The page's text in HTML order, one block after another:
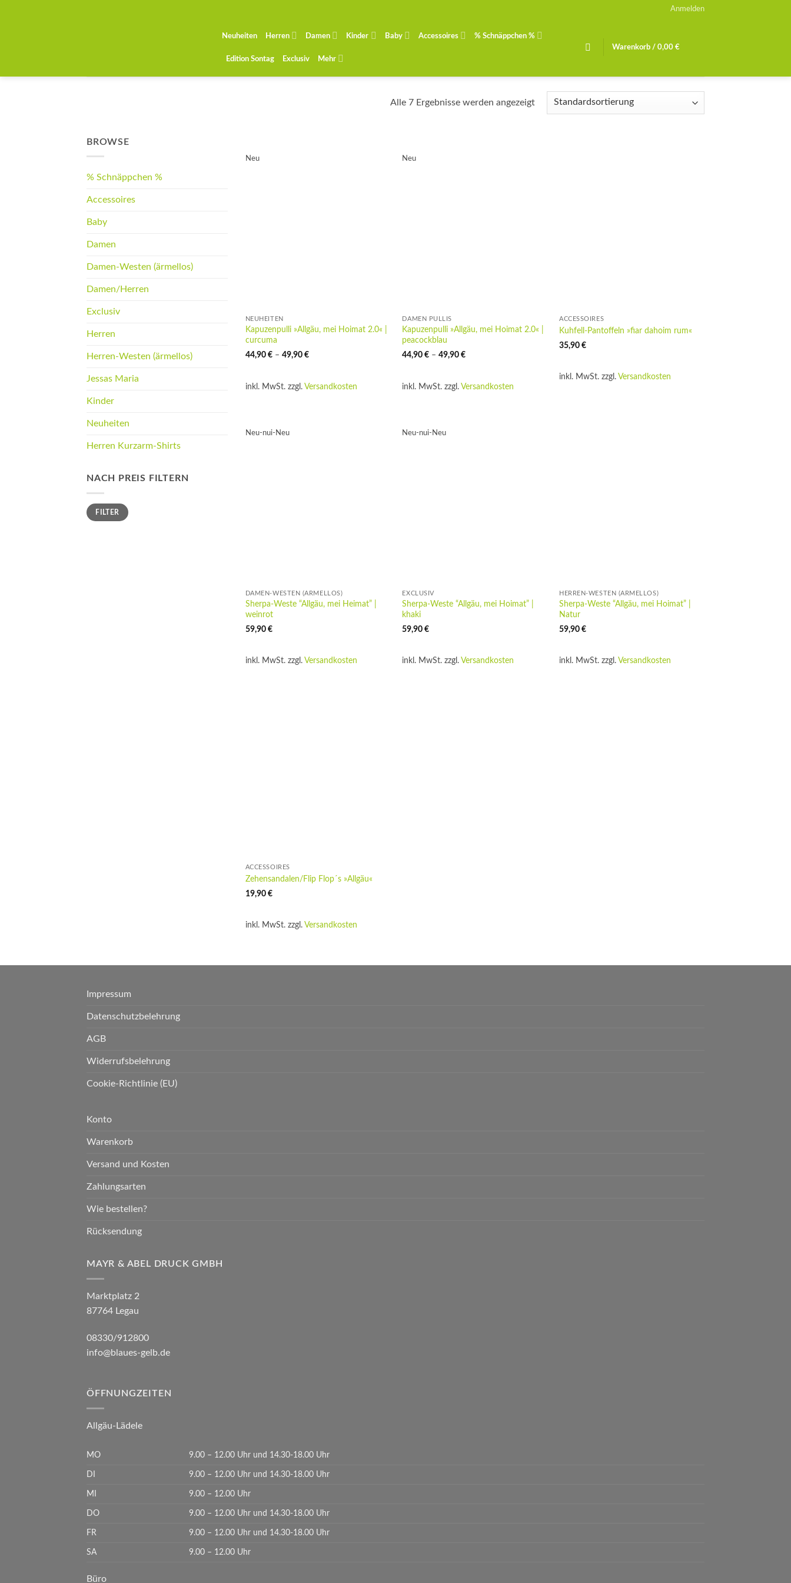
Anmelden
Neuheiten Herren Damen Kinder Baby Accessoires % Schnäppchen %
Edition Sontag Exclusiv Mehr
Warenkorb / 0,00 €
Alle 7 Ergebnisse werden angezeigt
BROWSE
% Schnäppchen %
Accessoires
Baby
Damen
Damen-Westen (ärmellos)
Damen/Herren
Exclusiv
Herren
Herren-Westen (ärmellos)
Jessas Maria
Kinder
Neuheiten
Herren Kurzarm-Shirts
NACH PREIS FILTERN
Min.
Preis
Max.
PreisFILTER
Neu
NEUHEITEN
Kapuzenpulli »Allgäu, mei Hoimat 2.0« |
curcuma
44,90 €– 49,90 €
inkl. MwSt. zzgl. Versandkosten
Neu
DAMEN PULLIS
Kapuzenpulli »Allgäu, mei Hoimat 2.0« |
peacockblau
44,90€ –49,90€
inkl. MwSt. zzgl.Versandkosten
ACCESSOIRES
Kuhfell-Pantoffeln »fiar dahoim rum«
35,90€
inkl. MwSt. zzgl.Versandkosten
Neu-nui-Neu
DAMEN-WESTEN (ÄRMELLOS)
Sherpa-Weste “Allgäu, mei Heimat” |
weinrot
59,90 €
inkl. MwSt. zzgl. Versandkosten
Neu-nui-Neu
EXCLUSIV
Sherpa-Weste “Allgäu, mei Hoimat” |
khaki
59,90€
inkl. MwSt. zzgl.Versandkosten
HERREN-WESTEN (ÄRMELLOS)
Sherpa-Weste “Allgäu, mei Hoimat” |
Natur
59,90€
inkl. MwSt. zzgl.Versandkosten
ACCESSOIRES
Zehensandalen/Flip Flop´s »Allgäu«
19,90 €
inkl. MwSt. zzgl. Versandkosten
Impressum
Datenschutzbelehrung
AGB
Widerrufsbelehrung
Cookie-Richtlinie (EU)
Konto
Warenkorb
Versand und Kosten
Zahlungsarten
Wie bestellen?
Rücksendung
MAYR & ABEL DRUCK GMBH
Marktplatz 2
87764 Legau
08330/912800
info@blaues-gelb.de
ÖFFNUNGZEITEN
Allgäu-Lädele
MO 9.00 – 12.00 Uhr und 14.30-18.00 Uhr
DI 9.00 – 12.00 Uhr und 14.30-18.00 Uhr
MI 9.00 – 12.00 Uhr
DO 9.00 – 12.00 Uhr und 14.30-18.00 Uhr
FR 9.00 – 12.00 Uhr und 14.30-18.00 Uhr
SA 9.00 – 12.00 Uhr
Büro